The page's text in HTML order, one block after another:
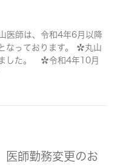
医師は、令和4年6月以降
なっております。 ✿丸山
ました。 ✿令和4年10月
師勤務変更のお